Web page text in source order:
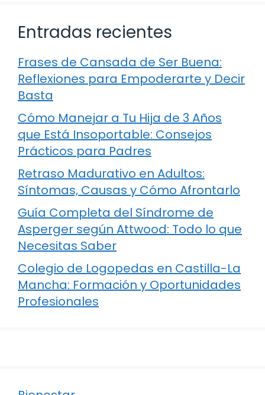
Entradas recientes
Frases de Cansada de Ser Buena:
Reflexiones para Empoderarte y Decir
Basta
Cómo Manejar a Tu Hija de 3 Años
que Está Insoportable: Consejos
Prácticos para Padres
Retraso Madurativo en Adultos:
Síntomas, Causas y Cómo Afrontarlo
Guía Completa del Síndrome de
Asperger según Attwood: Todo lo que
Necesitas Saber
Colegio de Logopedas en Castilla-La
Mancha: Formación y Oportunidades
Profesionales